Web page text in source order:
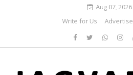
Aug 07, 2026
Write for Us
Advertise